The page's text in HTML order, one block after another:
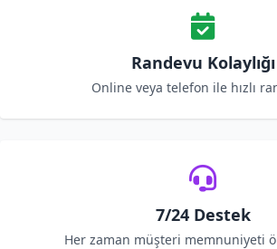
Randevu Kolaylığı
Online veya telefon ile hızlı
7/24 Destek
Her zaman müşteri memnuniyeti